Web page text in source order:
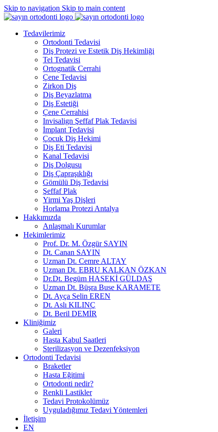
Skip to navigation Skip to main content
Tedavilerimiz
Ortodonti Tedavisi
Diş Protezi ve Estetik Diş Hekimliği
Tel Tedavisi
Ortognatik Cerrahi
Çene Tedavisi
Zirkon Diş
Diş Beyazlatma
Diş Estetiği
Çene Cerrahisi
Invisalign Şeffaf Plak Tedavisi
İmplant Tedavisi
Çocuk Diş Hekimi
Diş Eti Tedavisi
Kanal Tedavisi
Diş Dolgusu
Diş Çapraşıklığı
Gömülü Diş Tedavisi
Şeffaf Plak
Yirmi Yaş Dişleri
Horlama Protezi Antalya
Hakkımızda
Anlaşmalı Kurumlar
Hekimlerimiz
Prof. Dr. M. Özgür SAYIN
Dt. Canan SAYIN
Uzman Dt. Cemre ALTAY
Uzman Dt. EBRU KALKAN ÖZKAN
Dr.Dt. Begüm HASEKİ GÜLDAŞ
Uzman Dt. Büşra Buse KARAMETE
Dt. Ayça Selin EREN
Dt. Aslı KILINÇ
Dt. Beril DEMİR
Kliniğimiz
Galeri
Hasta Kabul Saatleri
Sterilizasyon ve Dezenfeksiyon
Ortodonti Tedavisi
Braketler
Hasta Eğitimi
Ortodonti nedir?
Renkli Lastikler
Tedavi Protokolümüz
Uyguladığımız Tedavi Yöntemleri
İletişim
EN